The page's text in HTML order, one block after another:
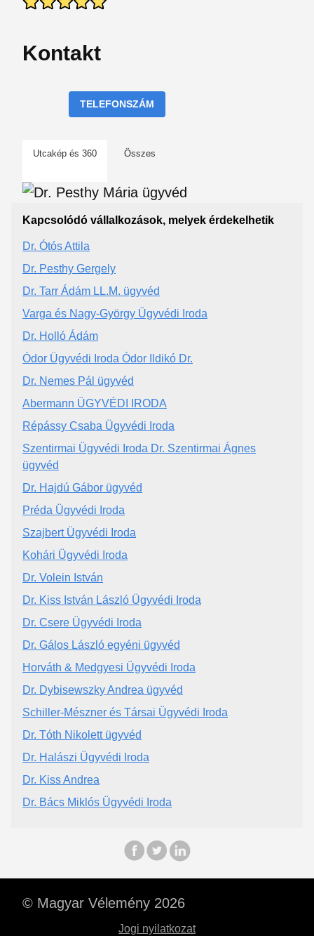
Kontakt
TELEFONSZÁM
Utcakép és 360 Összes
Kapcsolódó vállalkozások, melyek érdekelhetik
Dr. Ótós Attila
Dr. Pesthy Gergely
Dr. Tarr Ádám LL.M. ügyvéd
Varga és Nagy-György Ügyvédi Iroda
Dr. Holló Ádám
Ódor Ügyvédi Iroda Ódor Ildikó Dr.
Dr. Nemes Pál ügyvéd
Abermann ÜGYVÉDI IRODA
Répássy Csaba Ügyvédi Iroda
Szentirmai Ügyvédi Iroda Dr. Szentirmai Ágnes
ügyvéd
Dr. Hajdú Gábor ügyvéd
Préda Ügyvédi Iroda
Szajbert Ügyvédi Iroda
Kohári Ügyvédi Iroda
Dr. Volein István
Dr. Kiss István László Ügyvédi Iroda
Dr. Csere Ügyvédi Iroda
Dr. Gálos László egyéni ügyvéd
Horváth & Medgyesi Ügyvédi Iroda
Dr. Dybisewszky Andrea ügyvéd
Schiller-Mészner és Társai Ügyvédi Iroda
Dr. Tóth Nikolett ügyvéd
Dr. Halászi Ügyvédi Iroda
Dr. Kiss Andrea
Dr. Bács Miklós Ügyvédi Iroda
© Magyar Vélemény 2026
Jogi nyilatkozat